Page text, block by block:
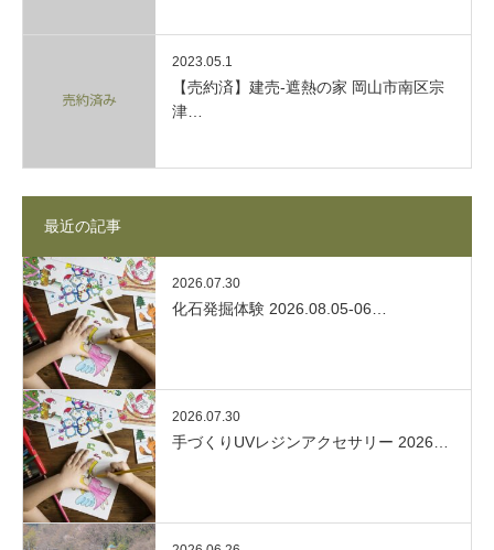
2023.05.1
【売約済】建売-遮熱の家 岡山市南区宗
津…
最近の記事
2026.07.30
化石発掘体験 2026.08.05-06…
2026.07.30
手づくりUVレジンアクセサリー 2026…